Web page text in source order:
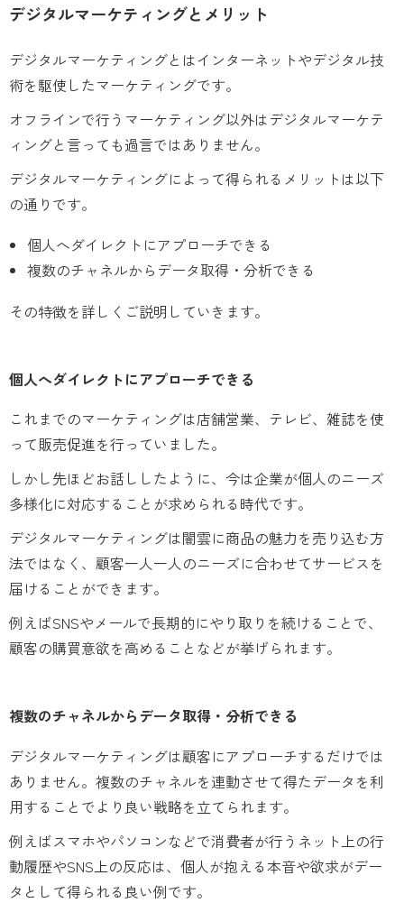
デジタルマーケティングとメリット
デジタルマーケティングとはインターネットやデジタル技
術を駆使したマーケティングです。
オフラインで行うマーケティング以外はデジタルマーケテ
ィングと言っても過言ではありません。
デジタルマーケティングによって得られるメリットは以下
の通りです。
個人へダイレクトにアプローチできる
複数のチャネルからデータ取得・分析できる
その特徴を詳しくご説明していきます。
個人へダイレクトにアプローチできる
これまでのマーケティングは店舗営業、テレビ、雑誌を使
って販売促進を行っていました。
しかし先ほどお話ししたように、今は企業が個人のニーズ
多様化に対応することが求められる時代です。
デジタルマーケティングは闇雲に商品の魅力を売り込む方
法ではなく、顧客一人一人のニーズに合わせてサービスを
届けることができます。
例えばSNSやメールで長期的にやり取りを続けることで、
顧客の購買意欲を高めることなどが挙げられます。
複数のチャネルからデータ取得・分析できる
デジタルマーケティングは顧客にアプローチするだけでは
ありません。複数のチャネルを連動させて得たデータを利
用することでより良い戦略を立てられます。
例えばスマホやパソコンなどで消費者が行うネット上の行
動履歴やSNS上の反応は、個人が抱える本音や欲求がデー
タとして得られる良い例です。